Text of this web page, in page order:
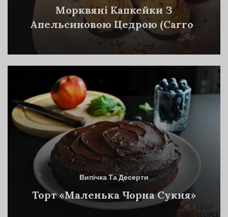
Морквяні Капкейки З
Апельсиновою Цедрою (Carrot
Cupcakes With Orange Zest)
Випічка Та Десерти
Торт «Маленька Чорна Сукня»